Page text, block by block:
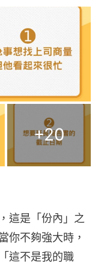
+20
這是「份內」之
你不夠強大時，
這不是我的職